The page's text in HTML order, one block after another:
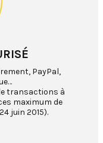
PayPal,
transactions à
maximum de
juin 2015).